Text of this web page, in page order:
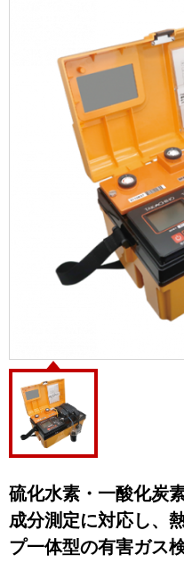
硫化水素・一酸化炭
成分測定に対応し、
プ一体型の有害ガス